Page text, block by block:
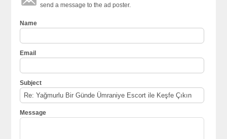
send a message to the ad poster.
Name
Email
Subject
Message